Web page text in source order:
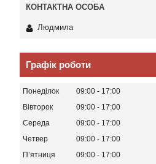
Людмила
Графік роботи
Понеділок 09:00
17:00
Вівторок
09:00
17:00
Середа
09:00
17:00
Четвер
09:00
17:00
Пʼятниця
09:00
17:00